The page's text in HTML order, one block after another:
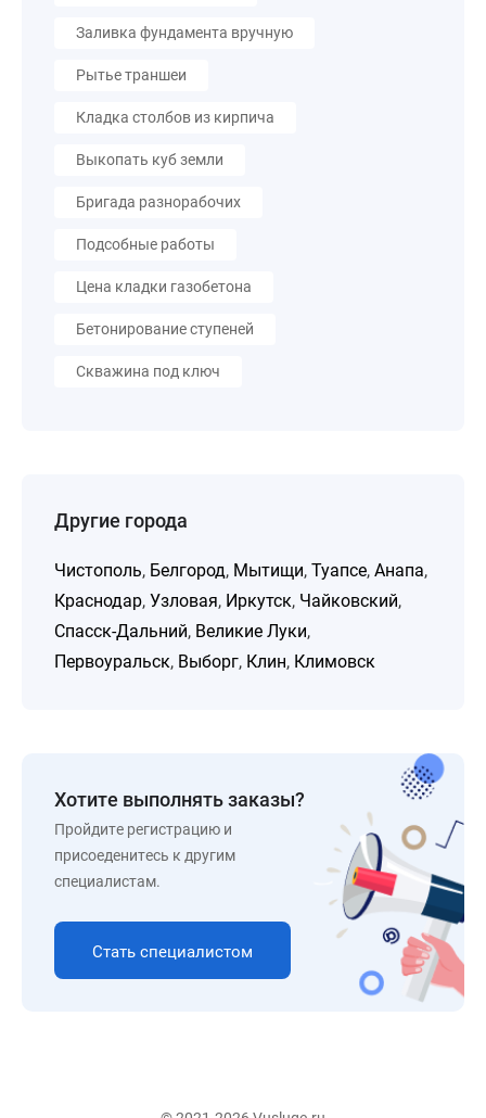
Заливка фундамента вручную
Рытье траншеи
Кладка столбов из кирпича
Выкопать куб земли
Бригада разнорабочих
Подсобные работы
Цена кладки газобетона
Бетонирование ступеней
Скважина под ключ
Другие города
Чистополь, Белгород, Мытищи, Туапсе, Анапа,
Краснодар, Узловая, Иркутск, Чайковский,
Спасск-Дальний, Великие Луки,
Первоуральск, Выборг, Клин, Климовск
Хотите выполнять заказы?
Пройдите регистрацию и
присоеденитесь к другим
специалистам.
Стать специалистом